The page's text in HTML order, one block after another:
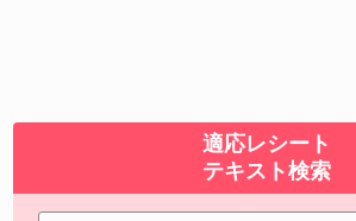
適応レシート
テキスト検索